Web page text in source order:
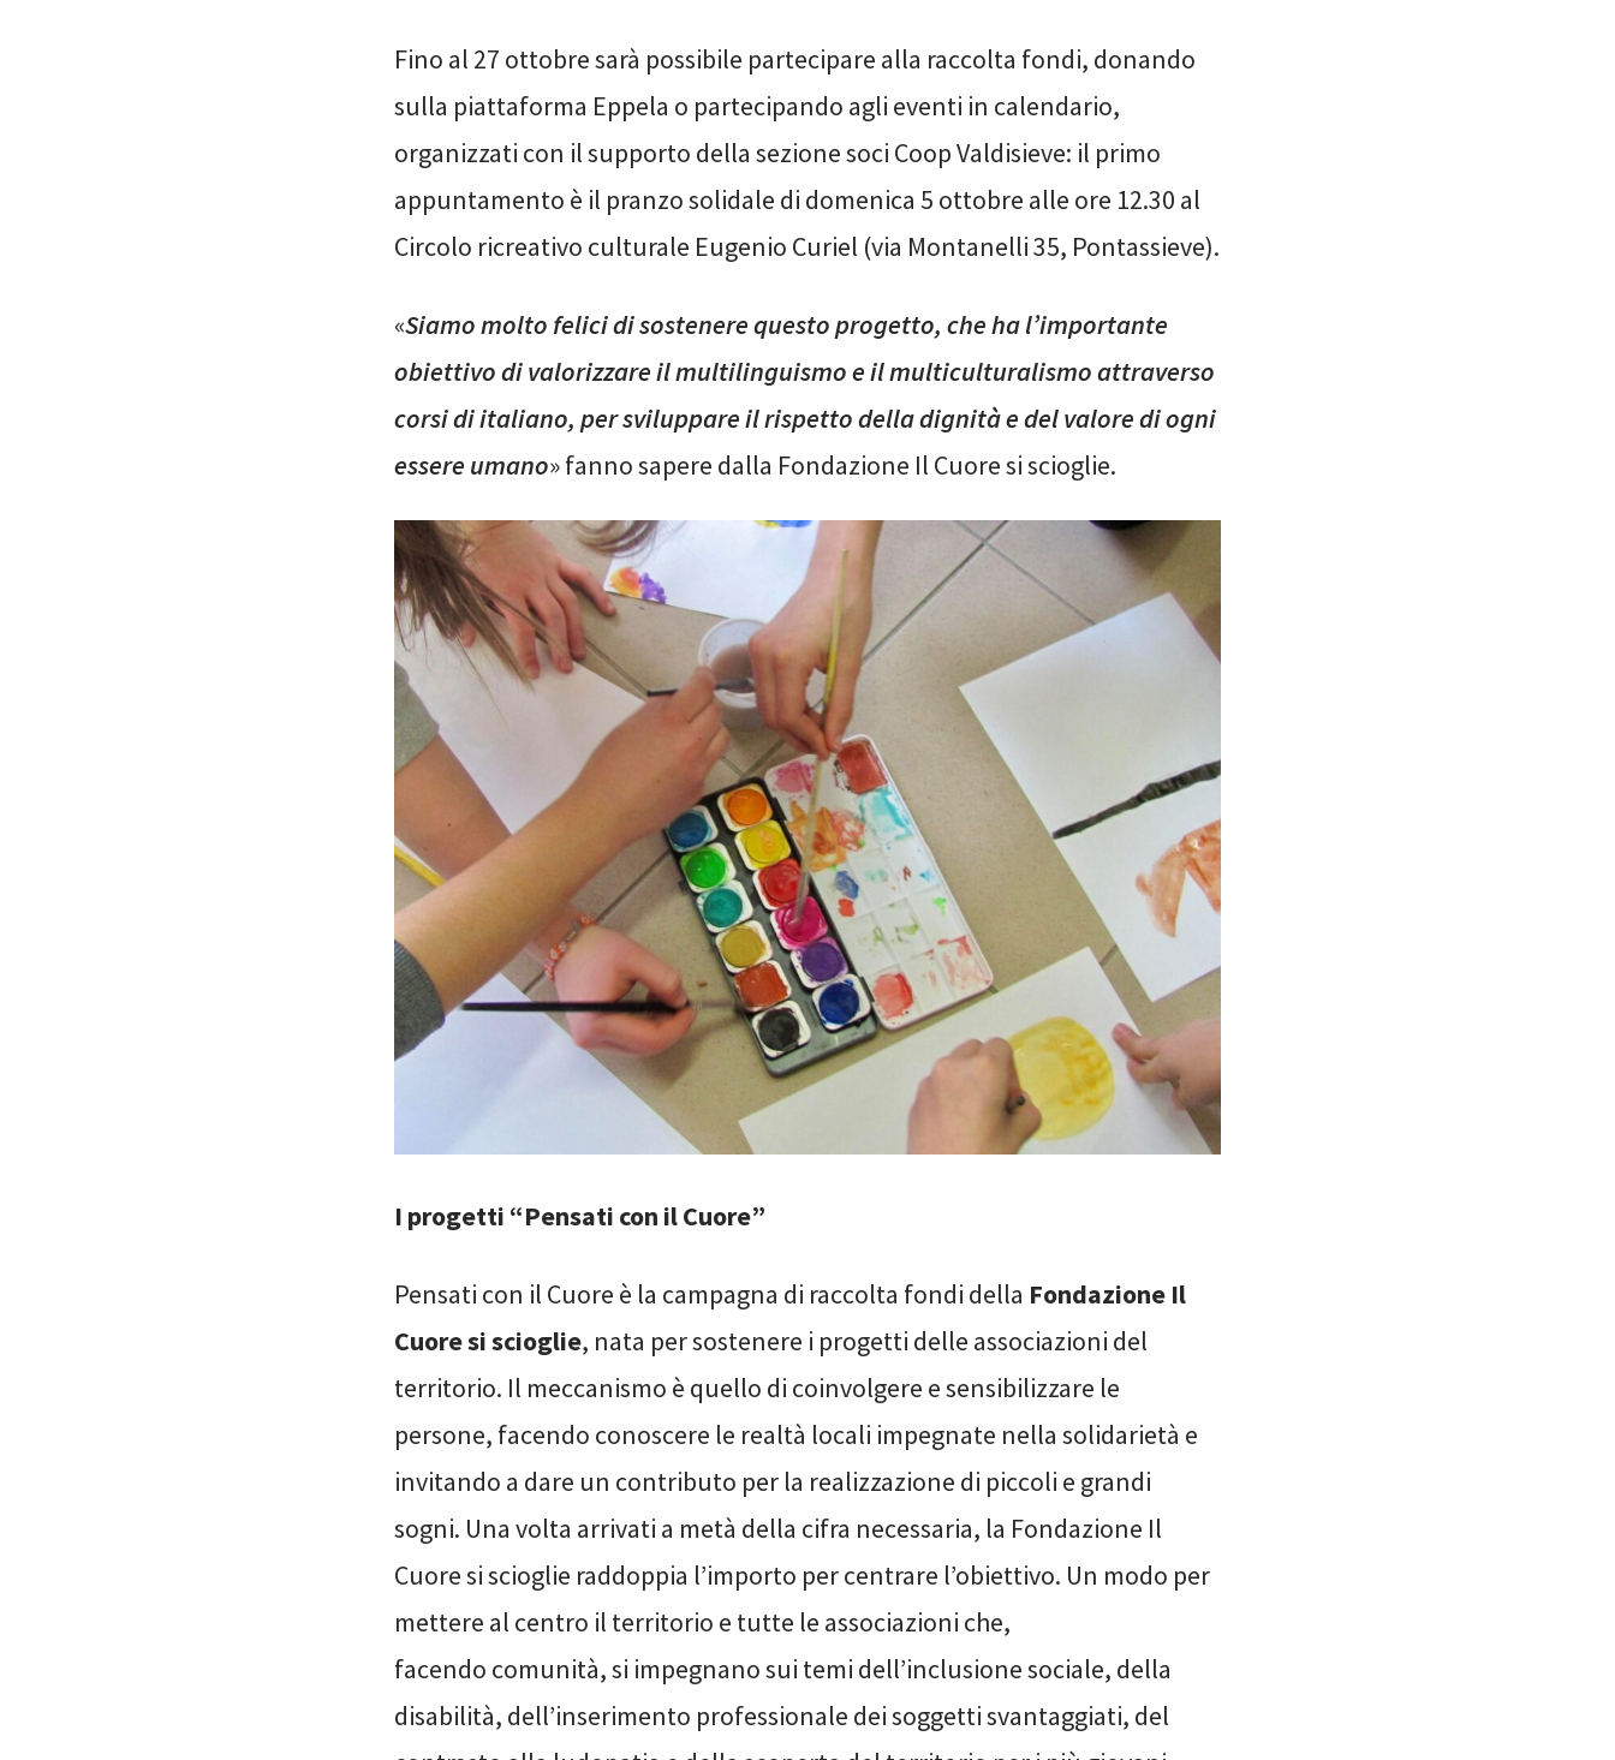
Fino al 27 ottobre sarà possibile partecipare alla raccolta fondi, donando
sulla piattaforma Eppela o partecipando agli eventi in calendario,
organizzati con il supporto della sezione soci Coop Valdisieve: il primo
appuntamento è il pranzo solidale di domenica 5 ottobre alle ore 12.30 al
Circolo ricreativo culturale Eugenio Curiel (via Montanelli 35, Pontassieve).
«Siamo molto felici di sostenere questo progetto, che ha l’importante
obiettivo di valorizzare il multilinguismo e il multiculturalismo attraverso
corsi di italiano, per sviluppare il rispetto della dignità e del valore di ogni
essere umano» fanno sapere dalla Fondazione Il Cuore si scioglie.
I progetti “Pensati con il Cuore”
Pensati con il Cuore è la campagna di raccolta fondi della Fondazione Il
Cuore si scioglie, nata per sostenere i progetti delle associazioni del
territorio. Il meccanismo è quello di coinvolgere e sensibilizzare le
persone, facendo conoscere le realtà locali impegnate nella solidarietà e
invitando a dare un contributo per la realizzazione di piccoli e grandi
sogni. Una volta arrivati a metà della cifra necessaria, la Fondazione Il
Cuore si scioglie raddoppia l’importo per centrare l’obiettivo. Un modo per
mettere al centro il territorio e tutte le associazioni che,
facendo comunità, si impegnano sui temi dell’inclusione sociale, della
disabilità, dell’inserimento professionale dei soggetti svantaggiati, del